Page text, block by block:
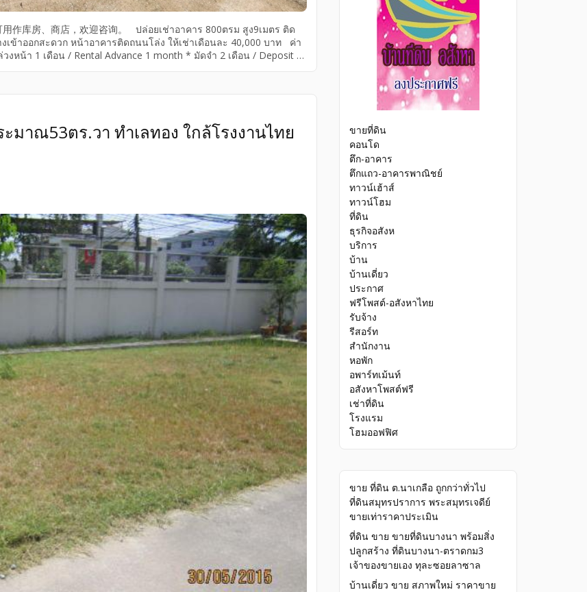
用作库房、商店，欢迎咨询。 ปล่อยเช่าอาคาร 800ตรม สูง9เมตร ติด
ข้าออกสะดวก หน้าอาคารติดถนนโล่ง ให้เช่าเดือนละ 40,000 บาท ค่า
น้า 1 เดือน / Rental Advance 1 month * มัดจำ 2 เดือน / Deposit 2
มาณ53ตร.วา ทำเลทอง ใกล้โรงงานไทย
ขายที่ดิน
คอนโด
ตึก-อาคาร
ตึกแถว-อาคารพาณิชย์
ทาวน์เฮ้าส์
ทาวน์โฮม
ที่ดิน
ธุรกิจอสังห
บริการ
บ้าน
บ้านเดี่ยว
ประกาศ
ฟรีโพสต์-อสังหาไทย
รับจ้าง
รีสอร์ท
สำนักงาน
หอพัก
อพาร์ทเม้นท์
อสังหาโพสต์ฟรี
เช่าที่ดิน
โรงแรม
โฮมออฟฟิศ
ขาย ที่ดิน ต.นาเกลือ ถูกกว่าทั่วไป
ที่ดินสมุทรปราการ พระสมุทรเจดีย์
ขายเท่าราคาประเมิน
ที่ดิน ขาย ขายที่ดินบางนา พร้อมสิ่ง
ปลูกสร้าง ที่ดินบางนา-ตราดกม3
เจ้าของขายเอง ทุละซอยลาซาล
บ้านเดี่ยว ขาย สภาพใหม่ ราคาขาย